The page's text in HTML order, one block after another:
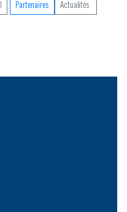
Partenaires Actualités